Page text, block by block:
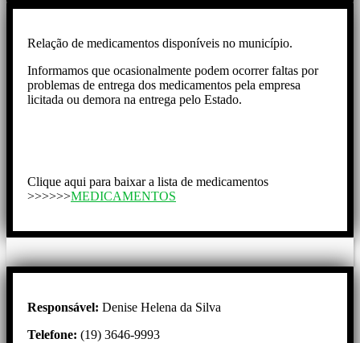
Relação de medicamentos disponíveis no município.
Informamos que ocasionalmente podem ocorrer faltas por
problemas de entrega dos medicamentos pela empresa
licitada ou demora na entrega pelo Estado.
Clique aqui para baixar a lista de medicamentos
>>>>>>MEDICAMENTOS
Responsável: Denise Helena da Silva
Telefone: (19) 3646-9993